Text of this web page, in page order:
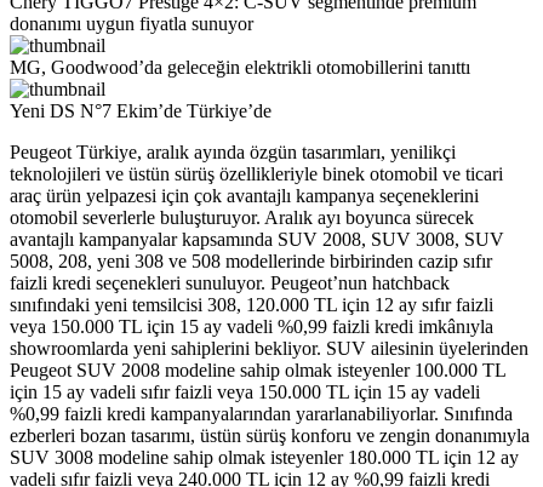
donanımı uygun fiyatla sunuyor
MG, Goodwood’da geleceğin elektrikli otomobillerini tanıttı
Yeni DS N°7 Ekim’de Türkiye’de
Peugeot Türkiye, aralık ayında özgün tasarımları, yenilikçi
teknolojileri ve üstün sürüş özellikleriyle binek otomobil ve ticari
araç ürün yelpazesi için çok avantajlı kampanya seçeneklerini
otomobil severlerle buluşturuyor. Aralık ayı boyunca sürecek
avantajlı kampanyalar kapsamında SUV 2008, SUV 3008, SUV
5008, 208, yeni 308 ve 508 modellerinde birbirinden cazip sıfır
faizli kredi seçenekleri sunuluyor. Peugeot’nun hatchback
sınıfındaki yeni temsilcisi 308, 120.000 TL için 12 ay sıfır faizli
veya 150.000 TL için 15 ay vadeli %0,99 faizli kredi imkânıyla
showroomlarda yeni sahiplerini bekliyor. SUV ailesinin üyelerinden
Peugeot SUV 2008 modeline sahip olmak isteyenler 100.000 TL
için 15 ay vadeli sıfır faizli veya 150.000 TL için 15 ay vadeli
%0,99 faizli kredi kampanyalarından yararlanabiliyorlar. Sınıfında
ezberleri bozan tasarımı, üstün sürüş konforu ve zengin donanımıyla
SUV 3008 modeline sahip olmak isteyenler 180.000 TL için 12 ay
vadeli sıfır faizli veya 240.000 TL için 12 ay %0,99 faizli kredi